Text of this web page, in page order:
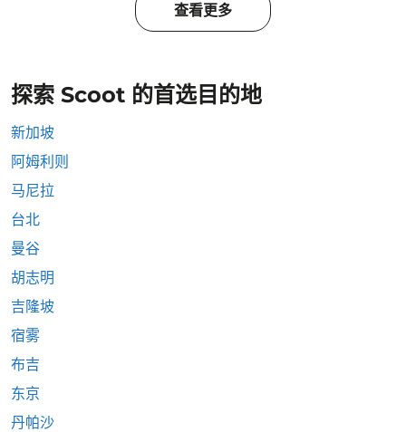
查看更多
探索 Scoot 的首选目的地
新加坡
阿姆利则
马尼拉
台北
曼谷
胡志明
吉隆坡
宿雾
布吉
东京
丹帕沙